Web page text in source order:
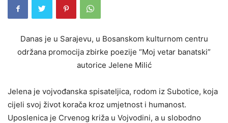
Danas je u Sarajevu, u Bosanskom kulturnom centru
održana promocija zbirke poezije “Moj vetar banatski”
autorice Jelene Milić
Jelena je vojvođanska spisateljica, rodom iz Subotice, koja
cijeli svoj život korača kroz umjetnost i humanost.
Uposlenica je Crvenog križa u Vojvodini, a u slobodno